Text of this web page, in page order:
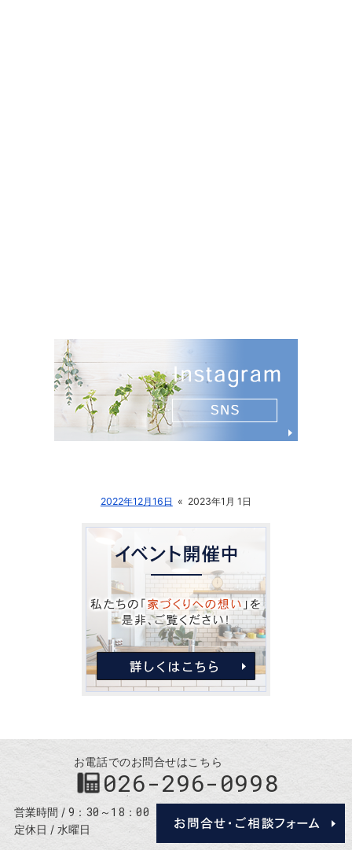
2022年12月16日 « 2023年1月 1日
お電話でのお問合せはこちら
026-296-0998
営業時間 9：30～18：00
定休日 水曜日